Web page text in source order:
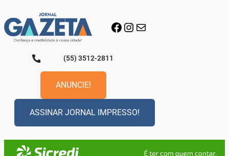
para
o
conteúdo
Facebook
Instagram
E-mail
(55) 3512-2811
ANUNCIE!
ASSINAR JORNAL IMPRESSO!